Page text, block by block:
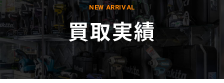
NEW ARRIVAL
買取実績